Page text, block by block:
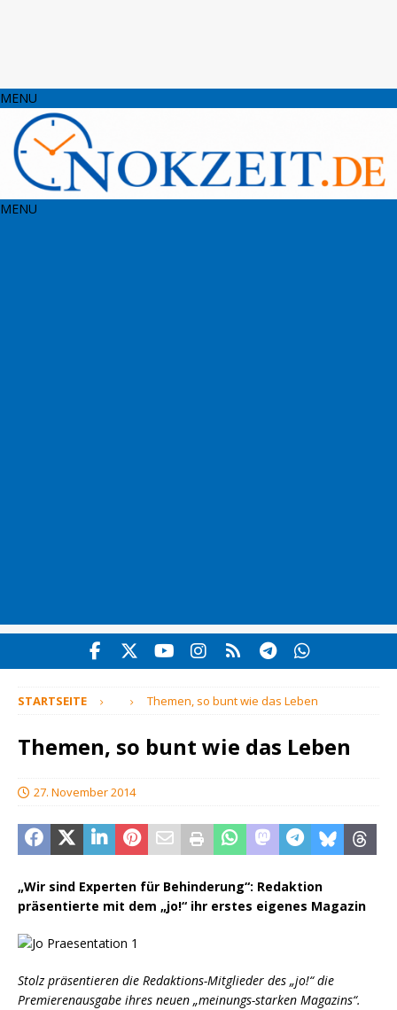
MENU
MENU
STARTSEITE Themen, so bunt wie das Leben
Themen, so bunt wie das Leben
27. November 2014
„Wir sind Experten für Behinderung“: Redaktion
präsentierte mit dem „jo!“ ihr erstes eigenes Magazin
Stolz präsentieren die Redaktions-Mitglieder des „jo!“ die
Premierenausgabe ihres neuen „meinungs-starken Magazins“.